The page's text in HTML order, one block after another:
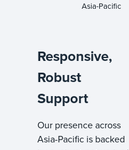
Asia-Pacific
Responsive,
Robust
Support
Our presence across
Asia-Pacific is backed